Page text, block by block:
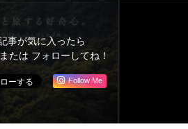
事が気に入ったら
たは フォローしてね！
Follow Me